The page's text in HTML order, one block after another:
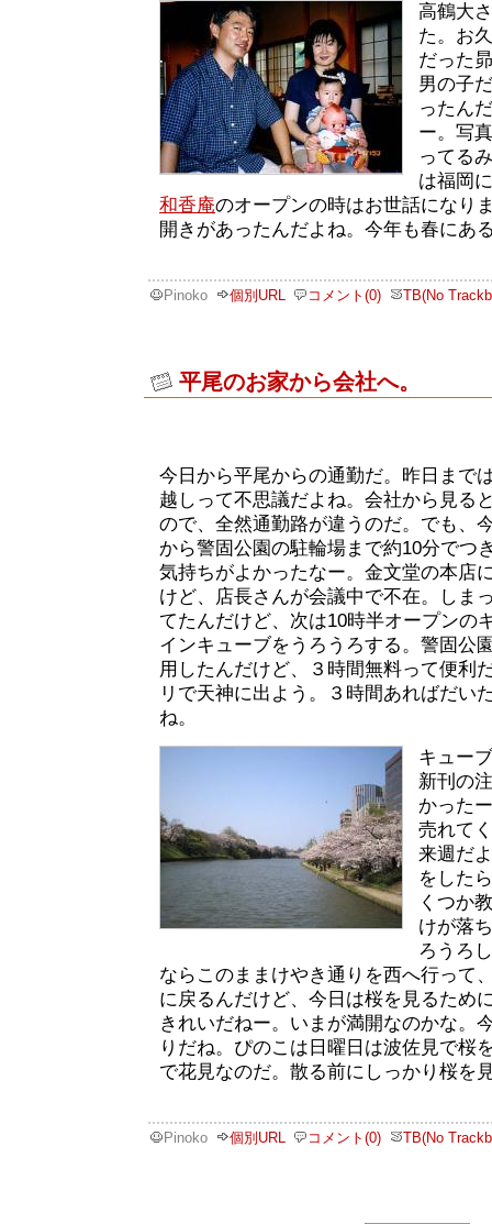
高鶴大
た。お
だった
男の子
ったん
ー。写
ってる
は福岡
和香庵のオープンの時はお世話になり
開きがあったんだよね。今年も春にあ
Pinoko 個別URL コメント(0) TB(No
平尾のお家から会社へ。
今日から平尾からの通勤だ。昨日まで
越しって不思議だよね。会社から見る
ので、全然通勤路が違うのだ。でも、
から警固公園の駐輪場まで約10分でつ
気持ちがよかったなー。金文堂の本店
けど、店長さんが会議中で不在。しま
てたんだけど、次は10時半オープンの
インキューブをうろうろする。警固公
用したんだけど、３時間無料って便利
リで天神に出よう。３時間あればだい
ね。
キュー
新刊の
かった
売れて
来週だ
をした
くつか
けが落
ろうろ
ならこのままけやき通りを西へ行って
に戻るんだけど、今日は桜を見るため
きれいだねー。いまが満開なのかな。
りだね。ぴのこは日曜日は波佐見で桜
で花見なのだ。散る前にしっかり桜を
Pinoko 個別URL コメント(0) TB(No